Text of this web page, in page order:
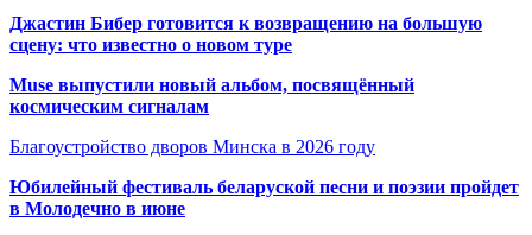
Джастин Бибер готовится к возвращению на большую
сцену: что известно о новом туре
Muse выпустили новый альбом, посвящённый
космическим сигналам
Благоустройство дворов Минска в 2026 году
Юбилейный фестиваль беларуской песни и поэзии пройдет
в Молодечно в июне